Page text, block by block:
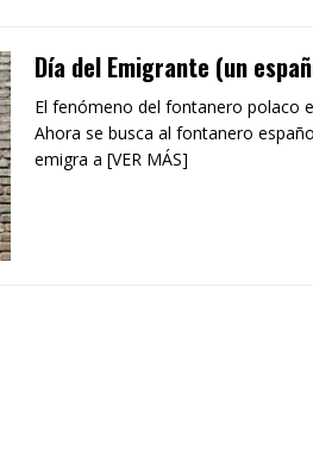
Día del Emigrante (un
El fenómeno del fontanero polaco
Ahora se busca al fontanero
emigra a [VER MÁS]